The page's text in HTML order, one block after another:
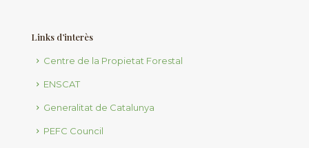
Links d’interès
Centre de la Propietat Forestal
ENSCAT
Generalitat de Catalunya
PEFC Council